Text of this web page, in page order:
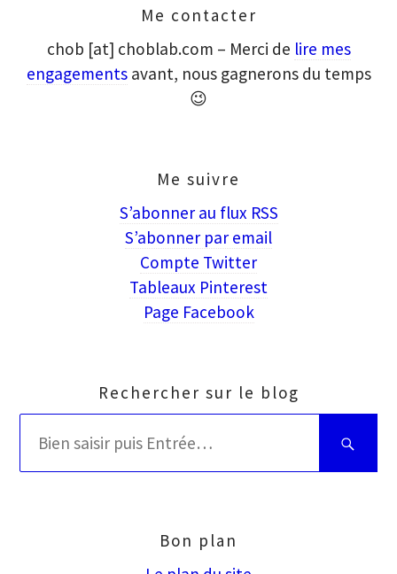
Me contacter
chob [at] choblab.com – Merci de lire mes
engagementsavant, nous gagnerons du temps
😉
Me suivre
S’abonner au flux RSS
S’abonner par email
Compte Twitter
Tableaux Pinterest
Page Facebook
Rechercher sur le blog
Bien
saisir
Bon plan